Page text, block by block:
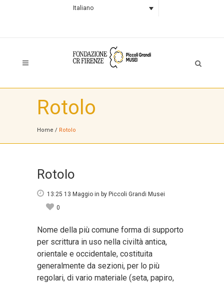
Italiano
Rotolo
Home / Rotolo
Rotolo
13:25 13 Maggio in by Piccoli Grandi Musei
0
Nome della più comune forma di supporto
per scrittura in uso nella civiltà antica,
orientale e occidentale, costituita
generalmente da sezioni, per lo più
regolari, di vario materiale (seta, papiro,